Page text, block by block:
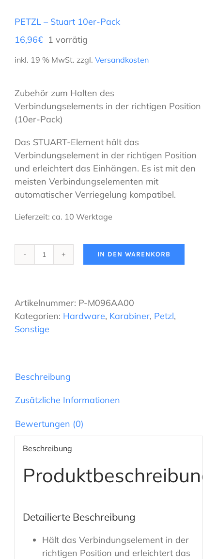
PETZL – Stuart 10er-Pack
16,96€ 1 vorrätig
inkl. 19 % MwSt. zzgl. Versandkosten
Zubehör zum Halten des
Verbindungselements in der richtigen Position
(10er-Pack)
Das STUART-Element hält das
Verbindungselement in der richtigen Position
und erleichtert das Einhängen. Es ist mit den
meisten Verbindungselementen mit
automatischer Verriegelung kompatibel.
Lieferzeit: ca. 10 Werktage
PETZL
10er-
Pack
Menge
IN DEN WARENKORB
Artikelnummer: P-M096AA00
Kategorien: Hardware, Karabiner, Petzl,
Sonstige
Beschreibung
Zusätzliche Informationen
Bewertungen (0)
Beschreibung
Produktbeschreibung
Detailierte Beschreibung
Hält das Verbindungselement in der
richtigen Position und erleichtert das